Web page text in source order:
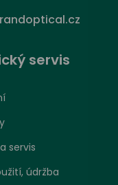
servis
servis
údržba